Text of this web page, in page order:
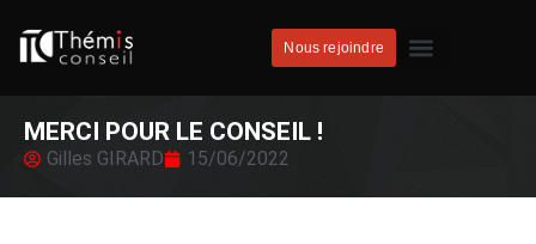
Nous rejoindre
MERCI POUR LE CONSEIL !
Gilles GIRARD 15/06/2022